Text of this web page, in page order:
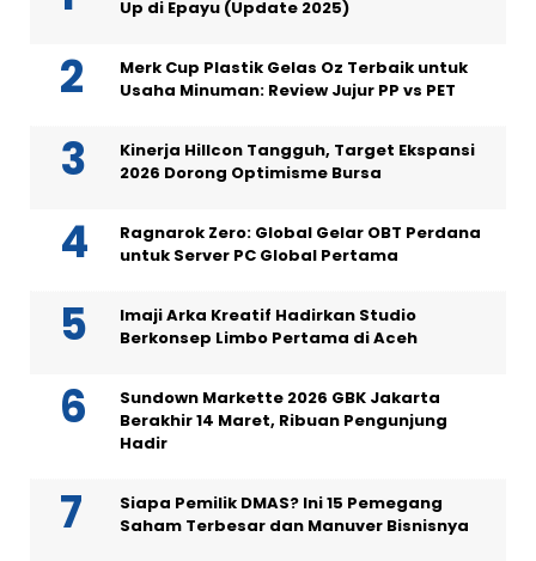
Up di Epayu (Update 2025)
Merk Cup Plastik Gelas Oz Terbaik untuk
Usaha Minuman: Review Jujur PP vs PET
Kinerja Hillcon Tangguh, Target Ekspansi
2026 Dorong Optimisme Bursa
Ragnarok Zero: Global Gelar OBT Perdana
untuk Server PC Global Pertama
Imaji Arka Kreatif Hadirkan Studio
Berkonsep Limbo Pertama di Aceh
Sundown Markette 2026 GBK Jakarta
Berakhir 14 Maret, Ribuan Pengunjung
Hadir
Siapa Pemilik DMAS? Ini 15 Pemegang
Saham Terbesar dan Manuver Bisnisnya